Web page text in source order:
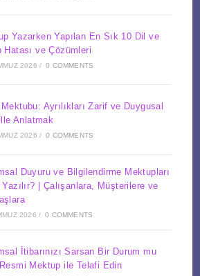
Yazarken Yapılan En Sık 10 Dil ve
Hatası ve Çözümleri
2026 / 0 COMMENTS
Ayrılıkları Zarif ve Duygusal
Anlatmak
2026 / 0 COMMENTS
Duyuru ve Bilgilendirme Mektupları
Yazılır? | Çalışanlara, Müşterilere ve
2026 / 0 COMMENTS
İtibarınızı Sarsan Bir Durum mu
Mektup ile Telafi Edin